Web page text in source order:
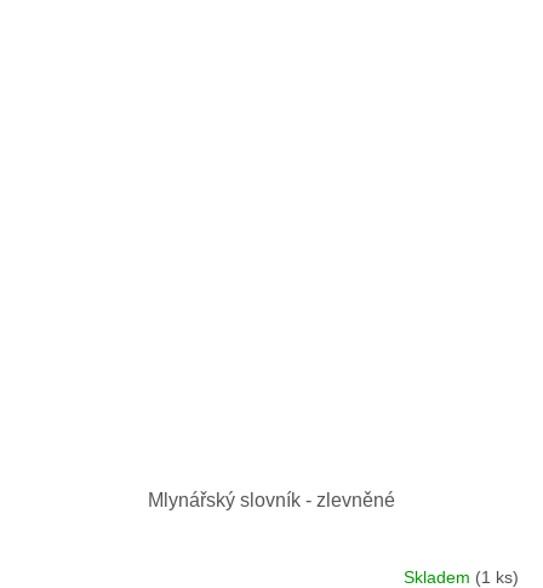
Mlynářský slovník - zlevněné
Skladem (1 ks)